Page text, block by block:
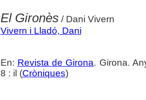
El Gironès/ Dani Vivern
Vivern i Lladó, Dani
En: Revista de Girona. Girona.
8 : il (Cròniques)